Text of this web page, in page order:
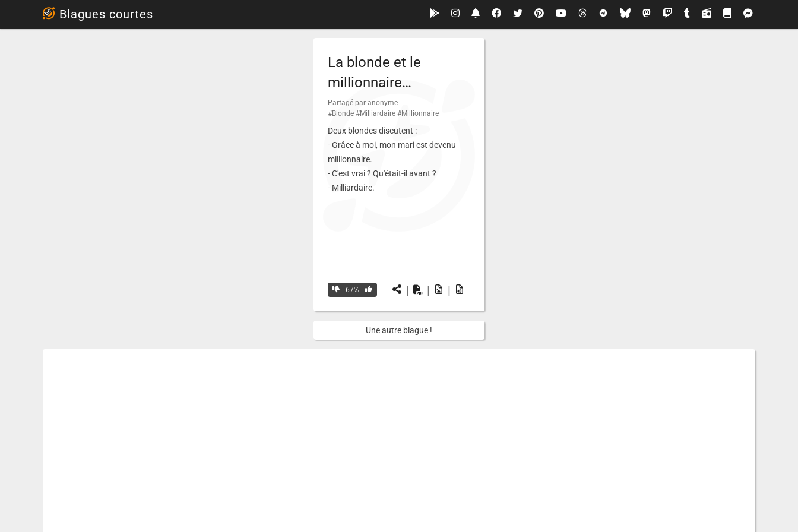
La blonde et le
millionnaire…
Partagé par anonyme
#Blonde #Milliardaire #Millionnaire
Deux blondes discutent :
- Grâce à moi, mon mari est devenu
millionnaire.
- C'est vrai ? Qu'était-il avant ?
- Milliardaire.
67% | | |
Une autre blague !
Blagues courtes